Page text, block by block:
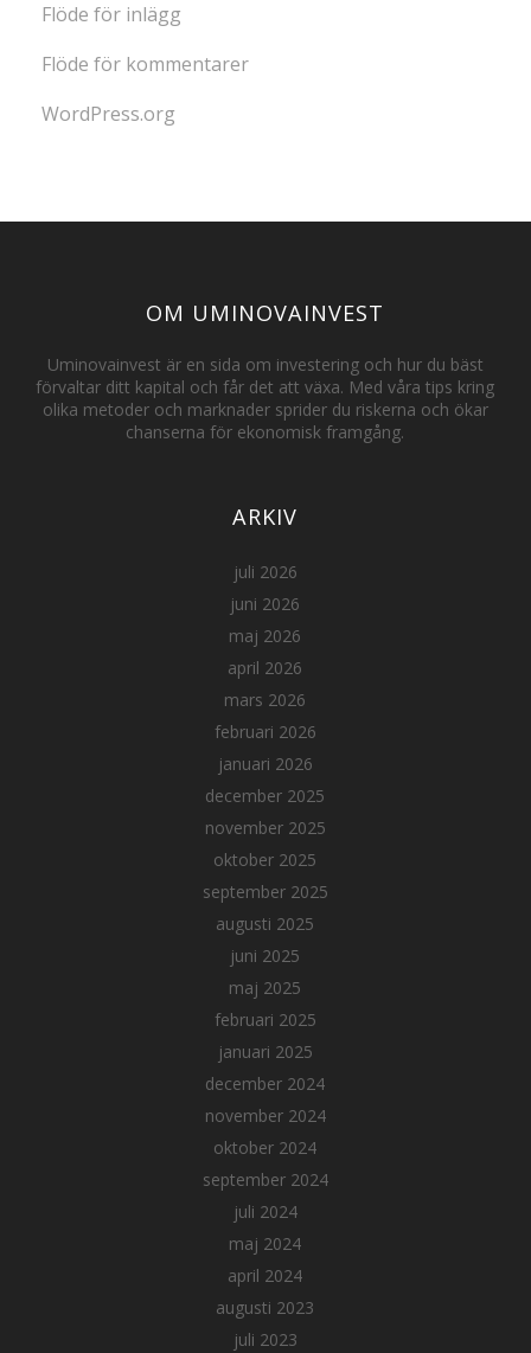
Flöde för inlägg
Flöde för kommentarer
WordPress.org
OM UMINOVAINVEST
Uminovainvest är en sida om investering och hur du bäst
förvaltar ditt kapital och får det att växa. Med våra tips kring
olika metoder och marknader sprider du riskerna och ökar
chanserna för ekonomisk framgång.
ARKIV
juli 2026
juni 2026
maj 2026
april 2026
mars 2026
februari 2026
januari 2026
december 2025
november 2025
oktober 2025
september 2025
augusti 2025
juni 2025
maj 2025
februari 2025
januari 2025
december 2024
november 2024
oktober 2024
september 2024
juli 2024
maj 2024
april 2024
augusti 2023
juli 2023